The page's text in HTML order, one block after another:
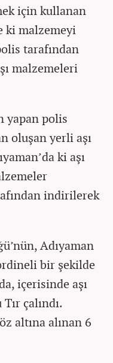
için kullanan
ki malzemeyi
tarafından
malzemeleri
yapan polis
oluşan yerli aşı
ki aşı
indirilerek
Adıyaman
bir şekilde
içerisinde aşı
çalındı.
altına alınan 6